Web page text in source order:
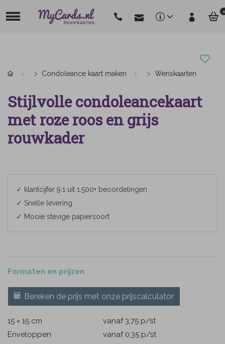
0
Condoleance kaart maken Wenskaarten
Stijlvolle condoleancekaart
met roze roos en grijs
rouwkader
✓ klantcijfer 9.1 uit 1.500+ beoordelingen
✓ Snelle levering
✓ Mooie stevige papiersoort
Formaten en prijzen
Bereken de prijs met onze prijscalculator
15 × 15 cm vanaf 3,75 p/st
Enveloppen
vanaf 0,35 p/st